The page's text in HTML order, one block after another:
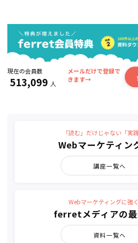
現在の会員数
513,099 人
メールだけで登録で
きます→
「読む」だけじゃない「実
Webマーケティン
講座一覧へ
Webマーケティングに強
ferretメディアの
資料一覧へ